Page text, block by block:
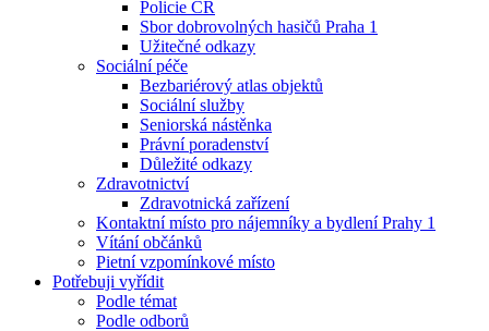
Policie ČR
Sbor dobrovolných hasičů Praha 1
Užitečné odkazy
Sociální péče
Bezbariérový atlas objektů
Sociální služby
Seniorská nástěnka
Právní poradenství
Důležité odkazy
Zdravotnictví
Zdravotnická zařízení
Kontaktní místo pro nájemníky a bydlení Prahy 1
Vítání občánků
Pietní vzpomínkové místo
Potřebuji vyřídit
Podle témat
Podle odborů